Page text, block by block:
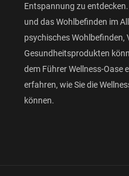
Entspannung zu
und das Wohlbefinden im
psychisches
Gesundheitsprodukten
dem Führer Wellness-Oase
erfahren, wie Sie die
können.